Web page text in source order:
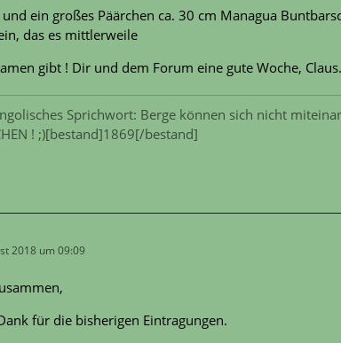
und ein großes Päärchen ca. 30 cm Managua
das es mittlerweile
gibt ! Dir und dem Forum eine gute Woche, Claus.
Sprichwort: Berge können sich nicht
! ;)[bestand]1869[/bestand]
2018 um 09:09
für die bisherigen Eintragungen.